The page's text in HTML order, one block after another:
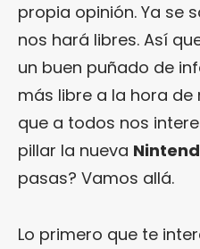
propia opinión. Ya se
nos hará libres. Así
un buen puñado de
más libre a la hora
que a todos nos
pillar la nueva
pasas? Vamos allá.
Lo primero que te